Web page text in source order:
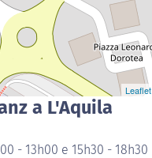
Leaflet
a L'Aquila
- 13h00 e 15h30 - 18h30